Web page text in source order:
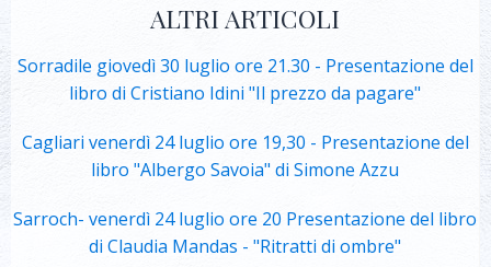
ALTRI ARTICOLI
Sorradile giovedì 30 luglio ore 21.30 - Presentazione del
libro di Cristiano Idini "Il prezzo da pagare"
Cagliari venerdì 24 luglio ore 19,30 - Presentazione del
libro "Albergo Savoia" di Simone Azzu
Sarroch- venerdì 24 luglio ore 20 Presentazione del libro
di Claudia Mandas - "Ritratti di ombre"